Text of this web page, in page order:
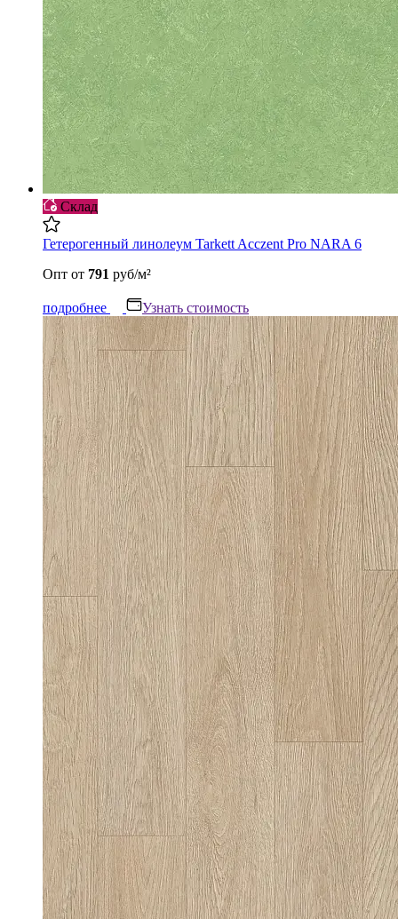
Склад
Гетерогенный линолеум Tarkett Acczent Pro NARA 6
Опт от 791 руб/м²
подробнее Узнать стоимость